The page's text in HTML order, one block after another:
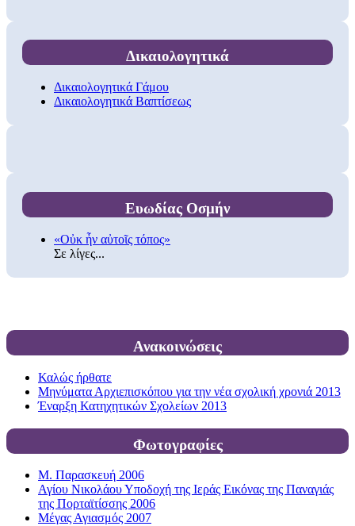
Δικαιολογητικά
Δικαιολογητικά Γάμου
Δικαιολογητικά Βαπτίσεως
Ευωδίας Οσμήν
«Οὐκ ἦν αὐτοῖς τόπος»
Σε λίγες...
Ανακοινώσεις
Καλώς ήρθατε
Μηνύματα Αρχιεπισκόπου για την νέα σχολική χρονιά 2013
Έναρξη Κατηχητικών Σχολείων 2013
Φωτογραφίες
Μ. Παρασκευή 2006
Αγίου Νικολάου Υποδοχή της Ιεράς Εικόνας της Παναγιάς
της Πορταϊτίσσης 2006
Μέγας Αγιασμός 2007